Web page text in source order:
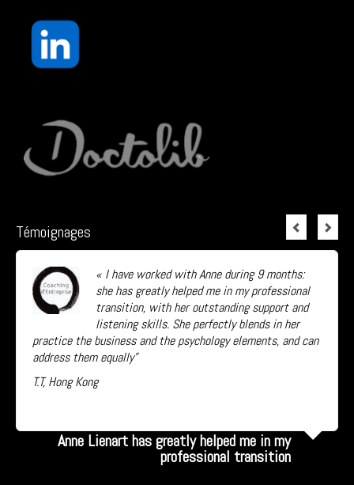
Témoignages
« I have worked with Anne during 9 months:
she has greatly helped me in my professional
transition, with her outstanding support and
listening skills. She perfectly blends in her
practice the business and the psychology elements, and can
address them equally”
T.T, Hong Kong
Anne Lienart has greatly helped me in my
professional transition